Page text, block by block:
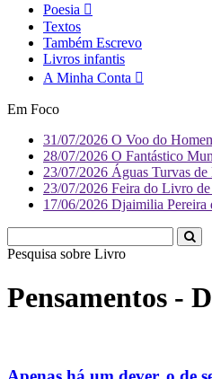
Poesia
Textos
Também Escrevo
Livros infantis
A Minha Conta
Em Foco
31/07/2026 O Voo do
28/07/2026 O Fantástico
23/07/2026 Águas Turvas
23/07/2026 Feira do Livro de
17/06/2026 Djaimilia Pereira
Pesquisa sobre Literatura
Pensamentos -